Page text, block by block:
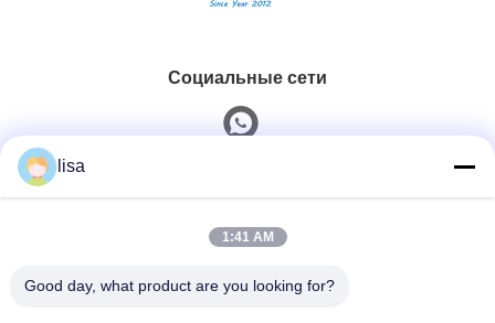
Социальные сети
0086-13828861501
lisa
1:41 AM
Good day, what product are you looking for?